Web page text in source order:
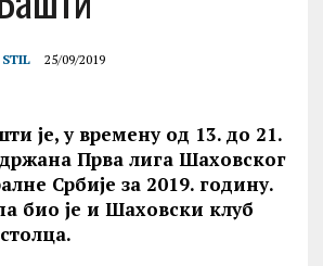
25/09/2019
је, у времену од 13. до 21.
Прва лига Шаховског
Србије за 2019. годину.
био је и Шаховски клуб